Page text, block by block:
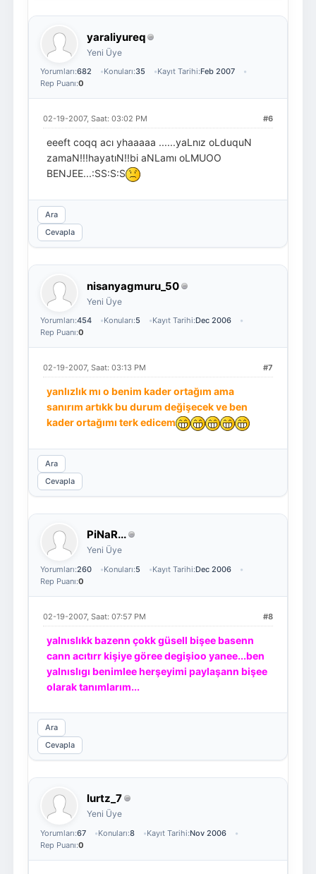
yaraliyureq
Yeni Üye
Yorumları:682 Konuları:35 Kayıt Tarihi:Feb 2007
Rep Puanı:0
#6
02-19-2007, Saat: 03:02 PM
eeeft coqq acı yhaaaaa ......yaLnız oLduquN
zamaN!!!hayatıN!!bi aNLamı oLMUOO
BENJEE...:SS:S:S
Ara
Cevapla
nisanyagmuru_50
Yeni Üye
Yorumları:454 Konuları:5 Kayıt Tarihi:Dec 2006
Rep Puanı:0
#7
02-19-2007, Saat: 03:13 PM
yanlızlık mı o benim kader ortağım ama
sanırım artıkk bu durum değişecek ve ben
kader ortağımı terk edicem
Ara
Cevapla
PiNaR...
Yeni Üye
Yorumları:260 Konuları:5 Kayıt Tarihi:Dec 2006
Rep Puanı:0
#8
02-19-2007, Saat: 07:57 PM
yalnıslıkk bazenn çokk güsell bişee basenn
cann acıtırr kişiye göree degişioo yanee...ben
yalnıslıgı benimlee herşeyimi paylaşann bişee
olarak tanımlarım...
Ara
Cevapla
lurtz_7
Yeni Üye
Yorumları:67 Konuları:8 Kayıt Tarihi:Nov 2006
Rep Puanı:0